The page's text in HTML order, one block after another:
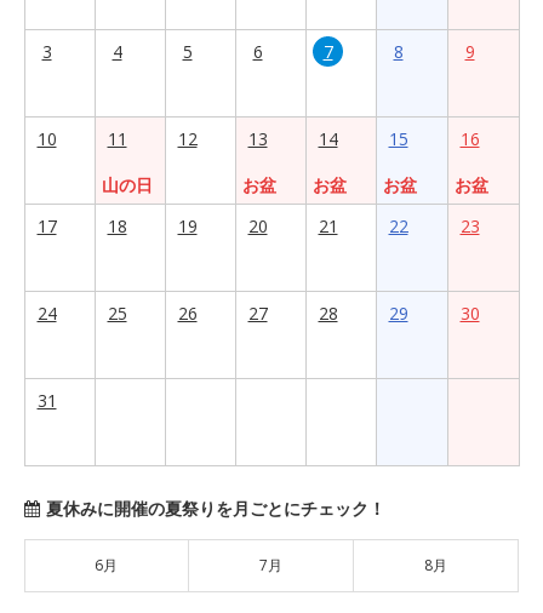
3 4 5 6 7 8 9
10
11
山の日
12
13
お盆
14
お盆
15
お盆
16
お盆
17
18 19 20 21 22 23
24 25 26 27 28 29 30
31
夏休みに開催の夏祭りを月ごとにチェック！
6月 7月 8月